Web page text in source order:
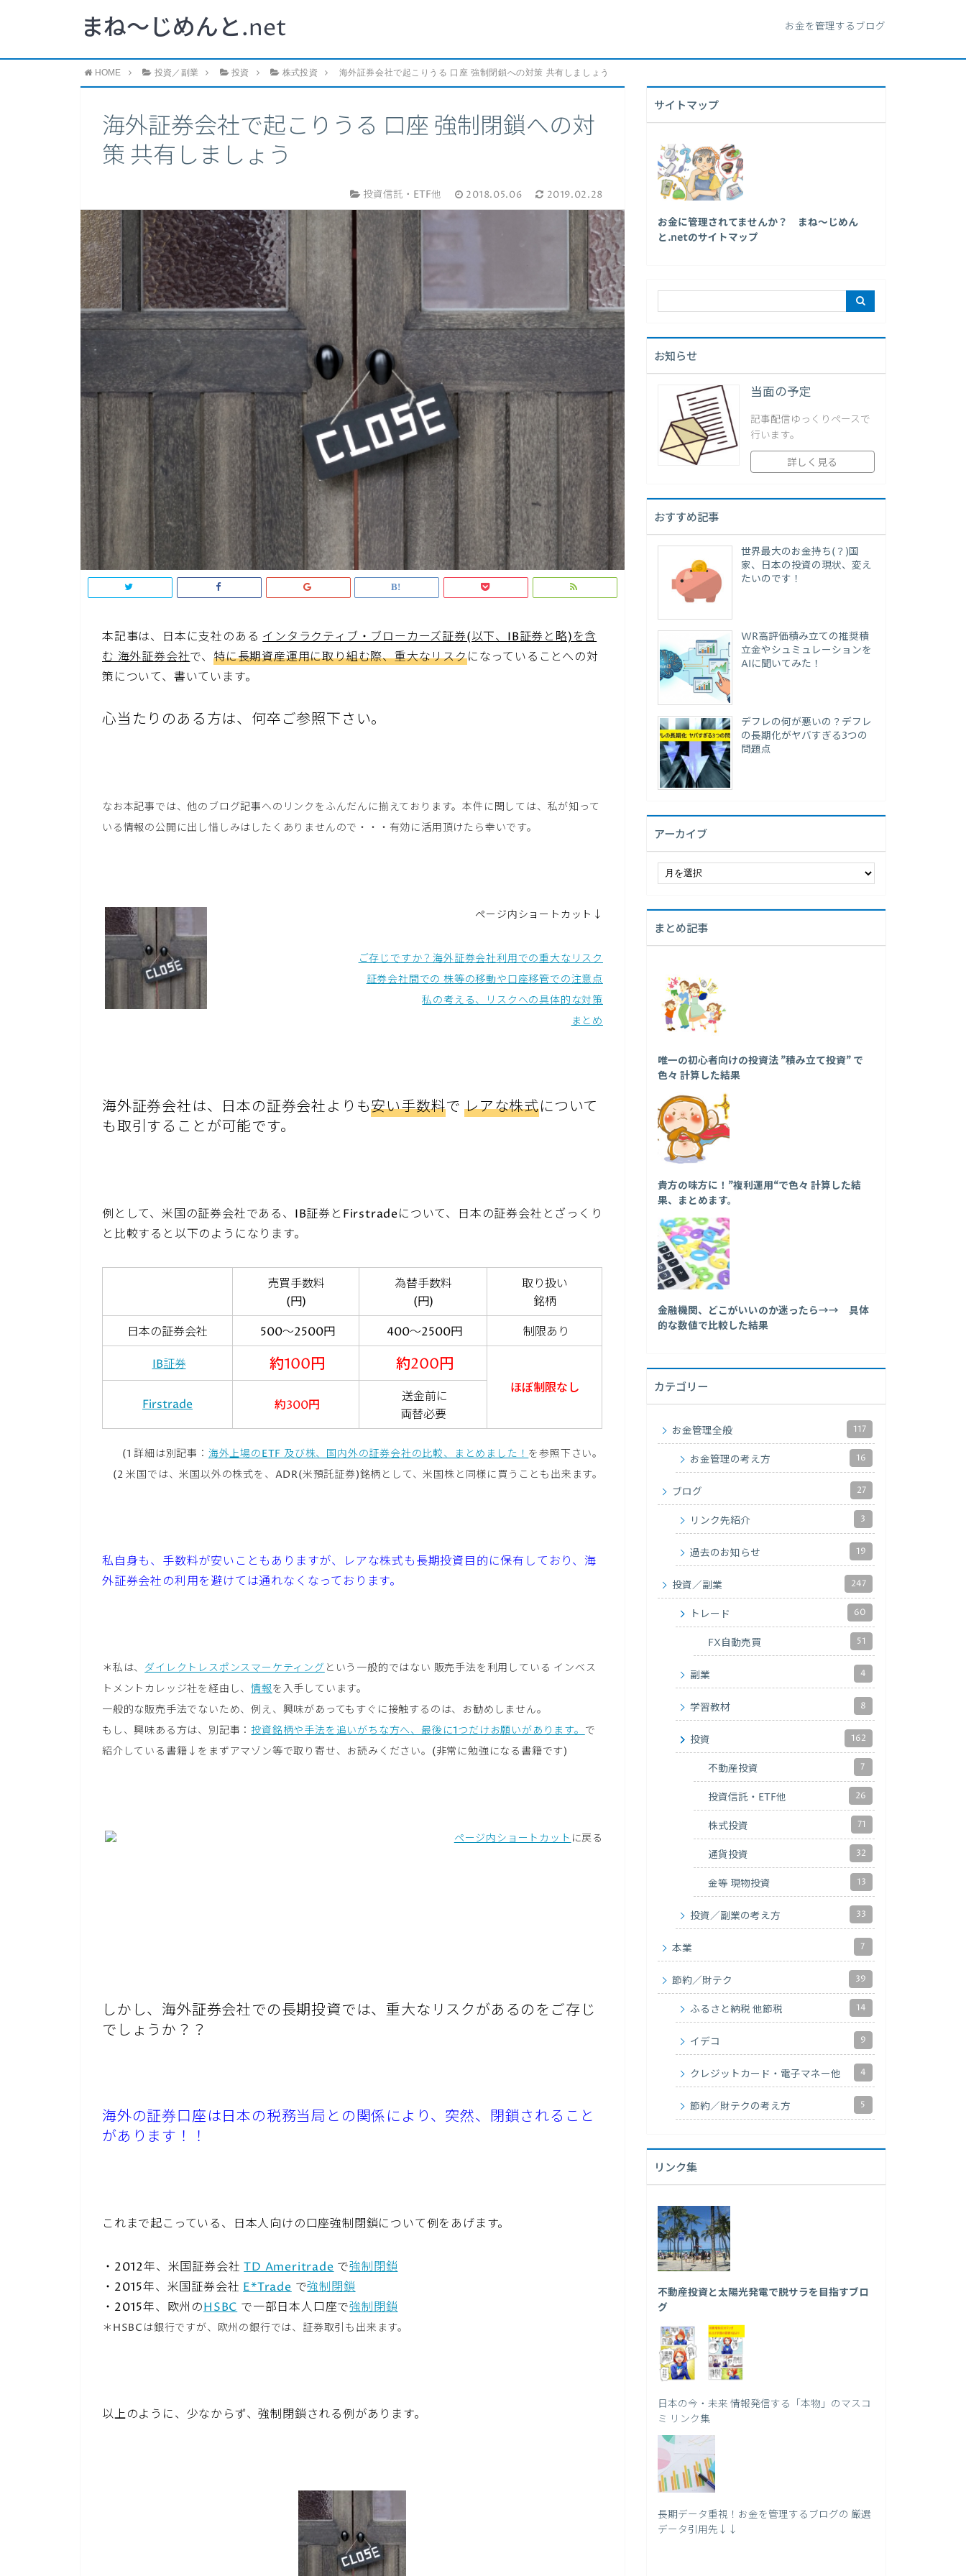
まね～じめんと.net お金を管理するブログ
HOME 投資／副業 投資 株式投資 海外証券会社で起こりうる 口座 強制閉鎖への対策 共有しましょう
海外証券会社で起こりうる 口座 強制閉鎖への対
策 共有しましょう
投資信託・ETF他 2018.05.06 2019.02.28
本記事は、日本に支社のあるインタラクティブ・ブローカーズ証券(以下、IB証券と略)を含
む 海外証券会社で、特に長期資産運用に取り組む際、重大なリスクになっていることへの対
策について、書いています。
心当たりのある方は、何卒ご参照下さい。
なお本記事では、他のブログ記事へのリンクをふんだんに揃えております。本件に関しては、私が知って
いる情報の公開に出し惜しみはしたくありませんので・・・有効に活用頂けたら幸いです。
ページ内ショートカット↓
ご存じですか？海外証券会社利用での重大なリスク
証券会社間での 株等の移動や口座移管での注意点
私の考える、リスクへの具体的な対策
まとめ
海外証券会社は、日本の証券会社よりも安い手数料でレアな株式について
も取引することが可能です。
例として、米国の証券会社である、IB証券とFirstradeについて、日本の証券会社とざっくり
と比較すると以下のようになります。
売買手数料
(円)
為替手数料
(円)
取り扱い
銘柄
日本の証券会社
500～2500円 400～2500円 制限あり
IB証券 約100円 約200円
ほぼ制限なし
Firstrade
約300円
送金前に
両替必要
(1 詳細は別記事： 海外上場のETF 及び株、国内外の証券会社の比較、まとめました！ を参照下さい。
(2 米国では、米国以外の株式を、ADR(米預託証券)銘柄として、米国株と同様に買うことも出来ます。
私自身も、手数料が安いこともありますが、レアな株式も長期投資目的に保有しており、海
外証券会社の利用を避けては通れなくなっております。
＊私は、 ダイレクトレスポンスマーケティング という一般的ではない 販売手法を利用している インベス
トメントカレッジ社を経由し、情報を入手しています。
一般的な販売手法でないため、例え、興味があってもすぐに接触するのは、お勧めしません。
もし、興味ある方は、別記事：投資銘柄や手法を追いがちな方へ、最後に1つだけお願いがあります。 で
紹介している書籍↓をまずアマゾン等で取り寄せ、お読みください。(非常に勉強になる書籍です)
ページ内ショートカット に戻る
しかし、海外証券会社での長期投資では、重大なリスクがあるのをご存じ
でしょうか？？
海外の証券口座は日本の税務当局との関係により、突然、閉鎖されること
があります！！
これまで起こっている、日本人向けの口座強制閉鎖について例をあげます。
・2012年、米国証券会社TD Ameritradeで強制閉鎖
・2015年、米国証券会社E*Tradeで強制閉鎖
・2015年、欧州のHSBCで一部日本人口座で強制閉鎖
＊HSBCは銀行ですが、欧州の銀行では、証券取引も出来ます。
以上のように、少なからず、強制閉鎖される例があります。
サイトマップ
お金に管理されてませんか？ まね～じめん
と.netのサイトマップ
お知らせ
当面の予定
記事配信ゆっくりペースで
行います。
詳しく見る
おすすめ記事
世界最大のお金持ち(？)国
家、日本の投資の現状、変え
たいのです！
WR高評価積み立ての推奨積
立金やシュミュレーションを
AIに聞いてみた！
デフレの何が悪いの？デフレ
の長期化がヤバすぎる3つの
問題点
アーカイブ
イ
ブまとめ記事
唯一の初心者向けの投資法 ”積み立て投資” で
色々 計算した結果
貴方の味方に！”複利運用“で色々 計算した結
果、まとめます。
金融機関、どこがいいのか迷ったら→→ 具体
的な数値で比較した結果
カテゴリー
お金管理全般 117
お金管理の考え方 16
ブログ 27
リンク先紹介 3
過去のお知らせ 19
投資／副業 247
トレード 60
FX自動売買 51
副業 4
学習教材 8
投資 162
不動産投資 7
投資信託・ETF他 26
株式投資 71
通貨投資 32
金等 現物投資 13
投資／副業の考え方 33
本業 7
節約／財テク 39
ふるさと納税 他節税 14
イデコ 9
クレジットカード・電子マネー他 4
節約／財テクの考え方 5
リンク集
不動産投資と太陽光発電で脱サラを目指すブロ
グ
日本の今・未来 情報発信する「本物」のマスコ
ミ リンク集
長期データ重視！お金を管理するブログの 厳選
データ引用先↓↓